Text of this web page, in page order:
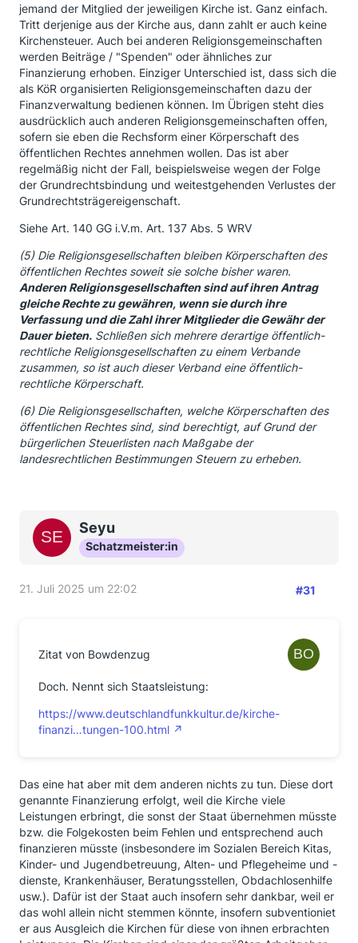
jemand der Mitglied der jeweiligen Kirche ist. Ganz einfach.
Tritt derjenige aus der Kirche aus, dann zahlt er auch keine
Kirchensteuer. Auch bei anderen Religionsgemeinschaften
werden Beiträge / "Spenden" oder ähnliches zur
Finanzierung erhoben. Einziger Unterschied ist, dass sich die
als KöR organisierten Religionsgemeinschaften dazu der
Finanzverwaltung bedienen können. Im Übrigen steht dies
ausdrücklich auch anderen Religionsgemeinschaften offen,
sofern sie eben die Rechsform einer Körperschaft des
öffentlichen Rechtes annehmen wollen. Das ist aber
regelmäßig nicht der Fall, beispielsweise wegen der Folge
der Grundrechtsbindung und weitestgehenden Verlustes der
Grundrechtsträgereigenschaft.
Siehe Art. 140 GG i.V.m. Art. 137 Abs. 5 WRV
(5) Die Religionsgesellschaften bleiben Körperschaften des
öffentlichen Rechtes soweit sie solche bisher waren.
Anderen Religionsgesellschaften sind auf ihren Antrag
gleiche Rechte zu gewähren, wenn sie durch ihre
Verfassung und die Zahl ihrer Mitglieder die Gewähr der
Dauer bieten. Schließen sich mehrere derartige öffentlich-
rechtliche Religionsgesellschaften zu einem Verbande
zusammen, so ist auch dieser Verband eine öffentlich-
rechtliche Körperschaft.
(6) Die Religionsgesellschaften, welche Körperschaften des
öffentlichen Rechtes sind, sind berechtigt, auf Grund der
bürgerlichen Steuerlisten nach Maßgabe der
landesrechtlichen Bestimmungen Steuern zu erheben.
Seyu
Schatzmeister:in
21. Juli 2025 um 22:02 #31
Zitat von Bowdenzug
Doch. Nennt sich Staatsleistung:
https://www.deutschlandfunkkultur.de/kirche-
finanzi…tungen-100.html
Das eine hat aber mit dem anderen nichts zu tun. Diese dort
genannte Finanzierung erfolgt, weil die Kirche viele
Leistungen erbringt, die sonst der Staat übernehmen müsste
bzw. die Folgekosten beim Fehlen und entsprechend auch
finanzieren müsste (insbesondere im Sozialen Bereich Kitas,
Kinder- und Jugendbetreuung, Alten- und Pflegeheime und -
dienste, Krankenhäuser, Beratungsstellen, Obdachlosenhilfe
usw.). Dafür ist der Staat auch insofern sehr dankbar, weil er
das wohl allein nicht stemmen könnte, insofern subventioniet
er aus Ausgleich die Kirchen für diese von ihnen erbrachten